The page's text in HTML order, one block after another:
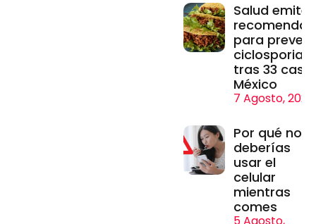
Salud emite
para
tras 33
México
7 Agosto, 2026
Por qué no
deberías
usar el
celular
mientras
comes
5 Agosto,